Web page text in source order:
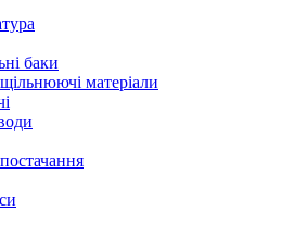
баки
матеріали